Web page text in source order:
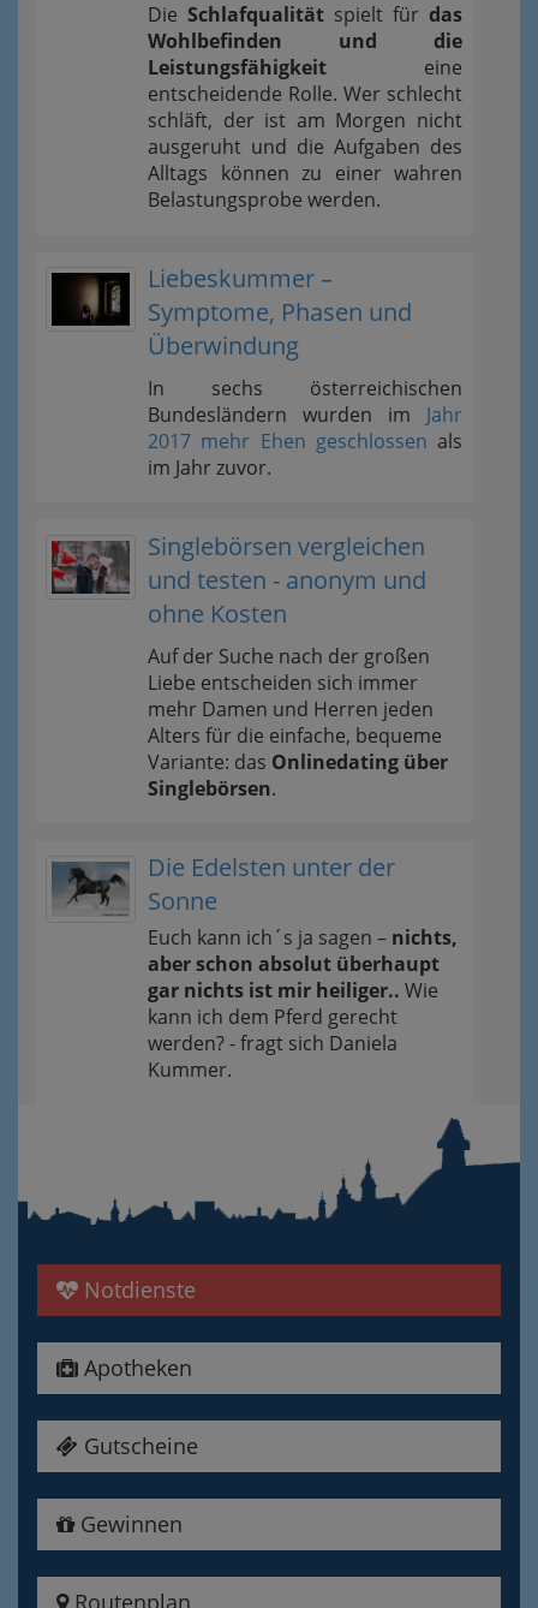
Die Schlafqualität spielt für das
Wohlbefinden und die
Leistungsfähigkeit eine
entscheidende Rolle. Wer schlecht
schläft, der ist am Morgen nicht
ausgeruht und die Aufgaben des
Alltags können zu einer wahren
Belastungsprobe werden.
Liebeskummer –
Symptome, Phasen und
Überwindung
In sechs österreichischen
Bundesländern wurden im Jahr
2017 mehr Ehen geschlossen als
im Jahr zuvor.
Singlebörsen vergleichen
und testen - anonym und
ohne Kosten
Auf der Suche nach der großen
Liebe entscheiden sich immer
mehr Damen und Herren jeden
Alters für die einfache, bequeme
Variante: das Onlinedating über
Singlebörsen.
Die Edelsten unter der
Sonne
Euch kann ich´s ja sagen – nichts,
aber schon absolut überhaupt
gar nichts ist mir heiliger.. Wie
kann ich dem Pferd gerecht
werden? - fragt sich Daniela
Kummer.
Notdienste
Apotheken
Gutscheine
Gewinnen